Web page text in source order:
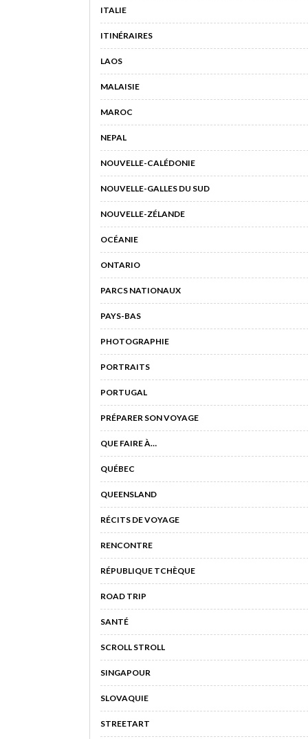
ITALIE
ITINÉRAIRES
LAOS
MALAISIE
MAROC
NEPAL
NOUVELLE-CALÉDONIE
NOUVELLE-GALLES DU SUD
NOUVELLE-ZÉLANDE
OCÉANIE
ONTARIO
PARCS NATIONAUX
PAYS-BAS
PHOTOGRAPHIE
PORTRAITS
PORTUGAL
PRÉPARER SON VOYAGE
QUE FAIRE À…
QUÉBEC
QUEENSLAND
RÉCITS DE VOYAGE
RENCONTRE
RÉPUBLIQUE TCHÈQUE
ROAD TRIP
SANTÉ
SCROLL STROLL
SINGAPOUR
SLOVAQUIE
STREETART